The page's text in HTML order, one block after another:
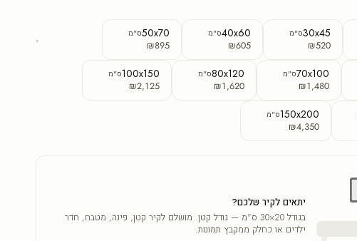
30x45ס"מ
₪520
40x60ס"מ
₪605
50x70ס"מ
₪895
70x100ס"מ
₪1,480
80x120ס"מ
₪1,620
100x150ס"מ
₪2,125
150x200ס"מ
₪4,350
יתאים לקיר שלכם?
בגודל 20×30 ס"מ — גודל קטן. מושלם לקיר קטן, פינה, מטבח, חדר
ילדים או כחלק ממקבץ תמונות.